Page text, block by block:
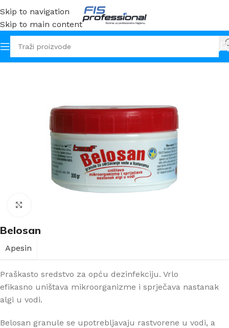
Skip to navigation
Skip to main content
Početna Sredstva
Belosan
Apesin
Praškasto sredstvo za opću dezinfekciju. Vrlo
efikasno uništava mikroorganizme i sprječava nastanak
algi u vodi.
Belosan granule se upotrebljavaju rastvorene u vodi, a